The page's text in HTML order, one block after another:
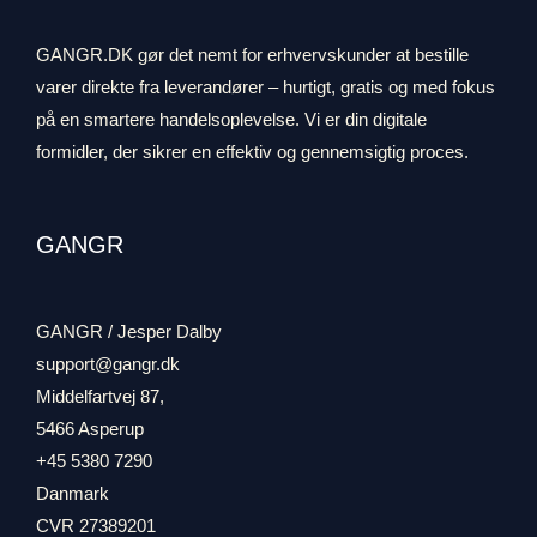
GANGR.DK gør det nemt for erhvervskunder at bestille
varer direkte fra leverandører – hurtigt, gratis og med fokus
på en smartere handelsoplevelse. Vi er din digitale
formidler, der sikrer en effektiv og gennemsigtig proces.
GANGR
GANGR / Jesper Dalby
support@gangr.dk
Middelfartvej 87,
5466 Asperup
+45 5380 7290
Danmark
CVR 27389201